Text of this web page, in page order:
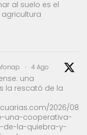
al suelo es el
· 4 Ago
una
la rescató de la
2026/08/
una-cooperativa-
de-la-quiebra-y-